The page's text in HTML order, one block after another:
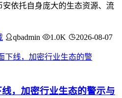
安依托自身庞大的生态资源、流
qbadmin 1.0K 2026-08-07
，加密行业生态的警示与